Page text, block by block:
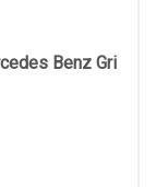
Benz Gri